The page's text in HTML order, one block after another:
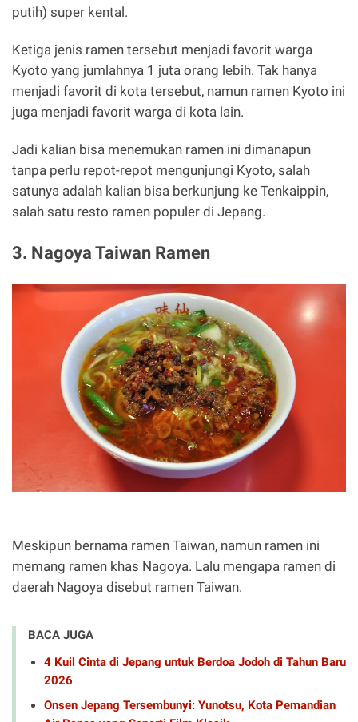
putih) super kental.
Ketiga jenis ramen tersebut menjadi favorit warga
Kyoto yang jumlahnya 1 juta orang lebih. Tak hanya
menjadi favorit di kota tersebut, namun ramen Kyoto ini
juga menjadi favorit warga di kota lain.
Jadi kalian bisa menemukan ramen ini dimanapun
tanpa perlu repot-repot mengunjungi Kyoto, salah
satunya adalah kalian bisa berkunjung ke Tenkaippin,
salah satu resto ramen populer di Jepang.
3. Nagoya Taiwan Ramen
Meskipun bernama ramen Taiwan, namun ramen ini
memang ramen khas Nagoya. Lalu mengapa ramen di
daerah Nagoya disebut ramen Taiwan.
BACA JUGA
4 Kuil Cinta di Jepang untuk Berdoa Jodoh di Tahun Baru
2026
Onsen Jepang Tersembunyi: Yunotsu, Kota Pemandian